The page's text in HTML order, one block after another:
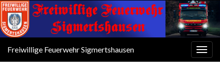
Freiwillige Feuerwehr Sigmertshausen